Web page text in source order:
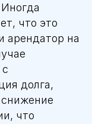
что это
арендатор на
долга,
что